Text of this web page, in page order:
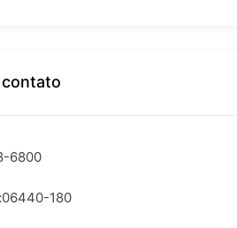
6800
06440-180